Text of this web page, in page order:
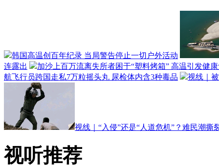
韩国高温创百年纪录 当局警告停止一切户外活动
连露出
加沙上百万流离失所者困于“塑料烤箱” 高温引发健
航飞行员跨国走私7万粒摇头丸 尿检体内含3种毒品
视线｜
视线｜“入侵”还是“人道危机”？难民潮撕
视听推荐